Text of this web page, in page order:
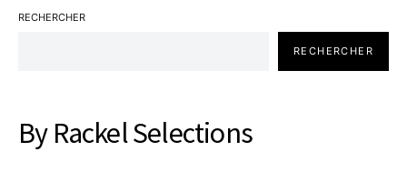
RECHERCHER
RECHERCHER
By Rackel Selections